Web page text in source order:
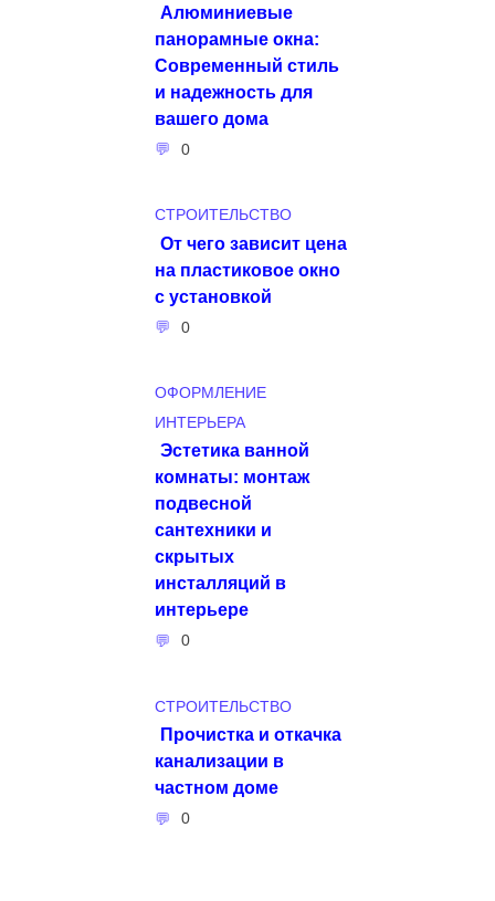
Алюминиевые
панорамные окна:
Современный стиль
и надежность для
вашего дома
0
СТРОИТЕЛЬСТВО
От чего зависит цена
на пластиковое окно
с установкой
0
ОФОРМЛЕНИЕ
ИНТЕРЬЕРА
Эстетика ванной
комнаты: монтаж
подвесной
сантехники и
скрытых
инсталляций в
интерьере
0
СТРОИТЕЛЬСТВО
Прочистка и откачка
канализации в
частном доме
0